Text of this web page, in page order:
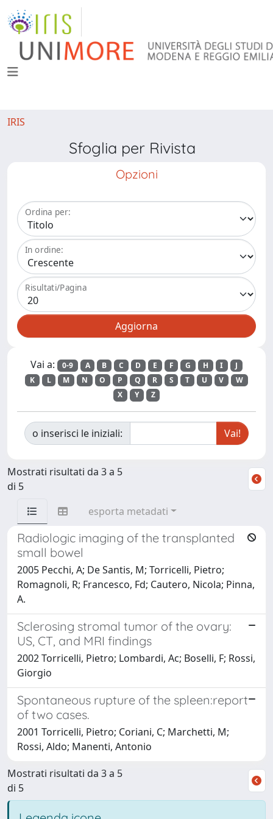
IRIS
Sfoglia per Rivista
Opzioni
Ordina per:
In ordine:
Risultati/Pagina
Vai a: 0-9 A B C D E F G H I
J
K
L M N O P Q R S T U V
W
X
Y Z
o inserisci le iniziali:
Mostrati risultati da 3 a 5
di 5
esporta metadati
Radiologic imaging of the transplanted
small bowel
2005 Pecchi, A; De Santis, M; Torricelli, Pietro;
Romagnoli, R; Francesco, Fd; Cautero, Nicola; Pinna,
A.
Sclerosing stromal tumor of the ovary:
US, CT, and MRI findings
2002 Torricelli, Pietro; Lombardi, Ac; Boselli, F; Rossi,
Giorgio
Spontaneous rupture of the spleen:report
of two cases.
2001 Torricelli, Pietro; Coriani, C; Marchetti, M;
Rossi, Aldo; Manenti, Antonio
Mostrati risultati da 3 a 5
di 5